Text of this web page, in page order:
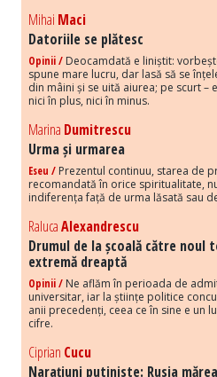
Mihai Maci
Datoriile se plătesc
Opinii / Deocamdată e liniștit:
spune mare lucru, dar lasă să se
din mâini și se uită aiurea; pe scurt –
nici în plus, nici în minus.
Marina Dumitrescu
Urma și urmarea
Eseu / Prezentul continuu, starea de
recomandată în orice spiritualitate,
indiferența față de urma lăsată sau
RalucaAlexandrescu
Drumul de la școală către
extremă dreaptă
Opinii / Ne aflăm în perioada de
universitar, iar la științe politice
anii precedenți, ceea ce în sine e un
cifre.
Ciprian Cucu
Narațiuni putiniste: Rusia